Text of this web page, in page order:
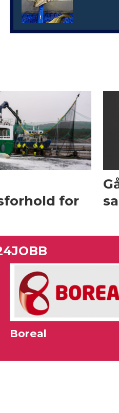
for
Boreal